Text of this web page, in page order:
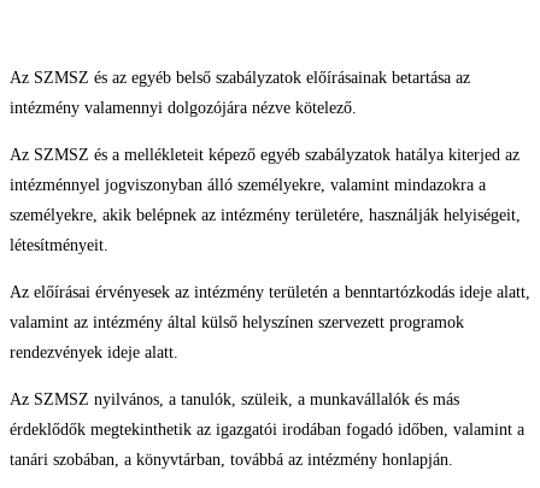
Az SZMSZ és az egyéb belső szabályzatok előírásainak betartása az
intézmény valamennyi dolgozójára nézve kötelező.
Az SZMSZ és a mellékleteit képező egyéb szabályzatok hatálya kiterjed az
intézménnyel jogviszonyban álló személyekre, valamint mindazokra a
személyekre, akik belépnek az intézmény területére, használják helyiségeit,
létesítményeit.
Az előírásai érvényesek az intézmény területén a benntartózkodás ideje alatt,
valamint az intézmény által külső helyszínen szervezett programok
rendezvények ideje alatt.
Az SZMSZ nyilvános, a tanulók, szüleik, a munkavállalók és más
érdeklődők megtekinthetik az igazgatói irodában fogadó időben, valamint a
tanári szobában, a könyvtárban, továbbá az intézmény honlapján.